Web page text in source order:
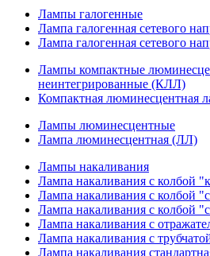
Лампы галогенные
Лампа галогенная сетевого
Лампа галогенная сетевого
Лампы компактные
неинтегрированные (КЛЛ)
Компактная люминесцентная
Лампы люминесцентные
Лампа люминесцентная (ЛЛ)
Лампы накаливания
Лампа накаливания с колбой
Лампа накаливания с колбой
Лампа накаливания с колбой
Лампа накаливания с
Лампа накаливания с
Лампа накаливания